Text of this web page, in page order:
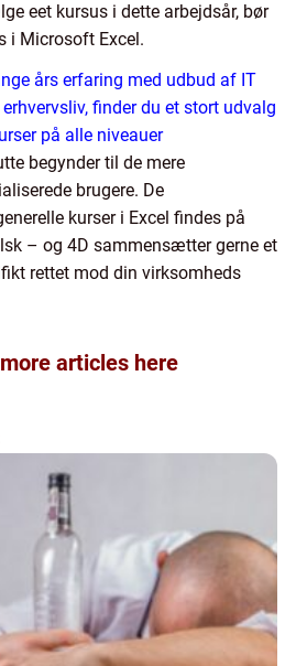
eet kursus i dette arbejdsår, bør
i Microsoft Excel.
års erfaring med udbud af IT
finder du et stort udvalg
på alle niveauer
begynder til de mere
brugere. De
kurser i Excel findes på
– og 4D sammensætter gerne et
rettet mod din virksomheds
articles here